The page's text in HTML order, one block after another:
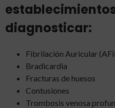
diagnosticar:
Fibrilación Auricular
Bradicardia
Fracturas de huesos
Contusiones
Trombosis venosa